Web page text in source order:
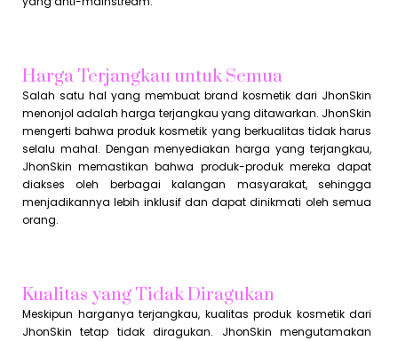
Harga Terjangkau untuk Semua
Salah satu hal yang membuat brand kosmetik dari JhonSkin
menonjol adalah harga terjangkau yang ditawarkan. JhonSkin
mengerti bahwa produk kosmetik yang berkualitas tidak harus
selalu mahal. Dengan menyediakan harga yang terjangkau,
JhonSkin memastikan bahwa produk-produk mereka dapat
diakses oleh berbagai kalangan masyarakat, sehingga
menjadikannya lebih inklusif dan dapat dinikmati oleh semua
orang.
Kualitas yang Tidak Diragukan
Meskipun harganya terjangkau, kualitas produk kosmetik dari
JhonSkin tetap tidak diragukan. JhonSkin mengutamakan